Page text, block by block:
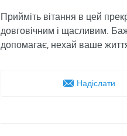
Прийміть вітання в цей
довговічним і щасливим.
допомагає, нехай ваше
Надіслати